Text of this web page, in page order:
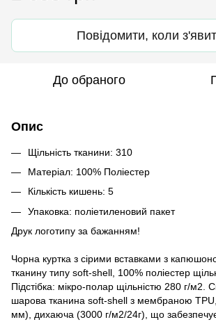
Повідомити, коли
До обраного
Опис
Щільність тканини: 310
Матеріал: 100% Поліестер
Кількість кишень: 5
Упаковка: поліетиленовий пакет
Друк логотипу за бажанням!
Чорна куртка з сірими вставками з
тканину типу soft-shell, 100% поліестер
Підстібка: мікро-полар щільністю 280 г/м2.
шарова тканина soft-shell з мембраною TPU,
мм), дихаюча (3000 г/м2/24г), що